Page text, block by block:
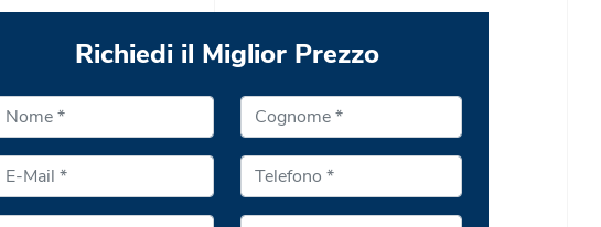
Richiedi il Miglior Prezzo